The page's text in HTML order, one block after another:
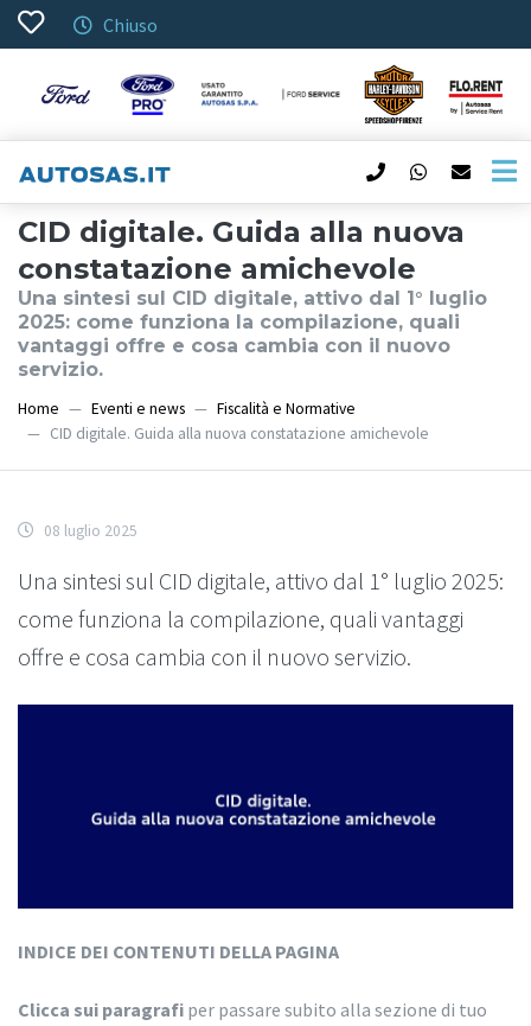
Chiuso
CID digitale. Guida alla nuova
constatazione amichevole
Una sintesi sul CID digitale, attivo dal 1° luglio
2025: come funziona la compilazione, quali
vantaggi offre e cosa cambia con il nuovo
servizio.
Home Eventi e news
Fiscalità e Normative
CID digitale. Guida alla nuova constatazione amichevole
08 luglio 2025
Una sintesi sul CID digitale, attivo dal 1° luglio 2025:
come funziona la compilazione, quali vantaggi
offre e cosa cambia con il nuovo servizio.
INDICE DEI CONTENUTI DELLA PAGINA
Clicca sui paragrafi per passare subito alla sezione di tuo